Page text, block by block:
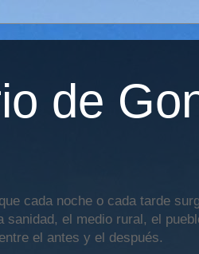
de
cada noche o cada tarde
el medio rural, el
el antes y el después.